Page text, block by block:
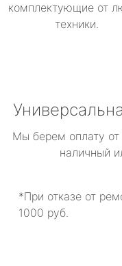
комплектующие от
техники.
Мы берем оплату
наличный
*При отказе от
1000 руб.